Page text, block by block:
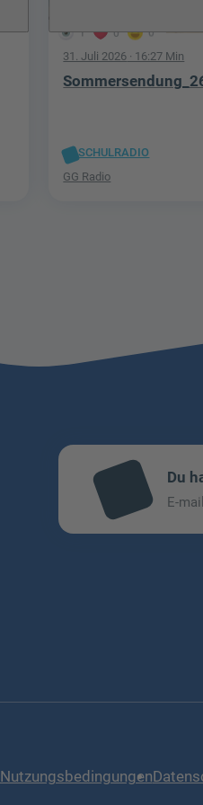
1 0 0
31. Juli 2026 · 16:27 Min
SCHULRADIO
GG Radio
mai
l
Du
E-
Nutzungsbedingungen